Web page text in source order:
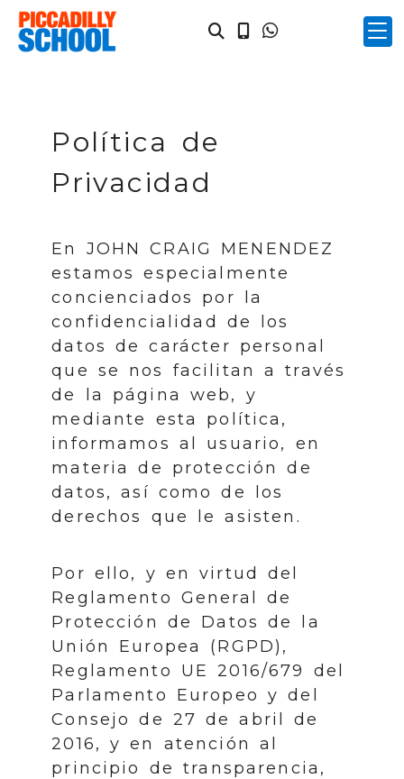
Política de
Privacidad
En JOHN CRAIG MENENDEZ
estamos especialmente
concienciados por la
confidencialidad de los
datos de carácter personal
que se nos facilitan a través
de la página web, y
mediante esta política,
informamos al usuario, en
materia de protección de
datos, así como de los
derechos que le asisten.
Por ello, y en virtud del
Reglamento General de
Protección de Datos de la
Unión Europea (RGPD),
Reglamento UE 2016/679 del
Parlamento Europeo y del
Consejo de 27 de abril de
2016, y en atención al
principio de transparencia,